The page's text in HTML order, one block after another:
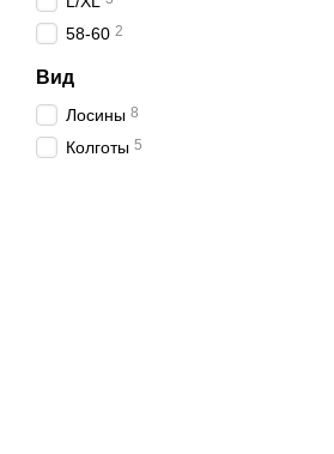
58-60 2
Вид
Лосины 8
Колготы 5